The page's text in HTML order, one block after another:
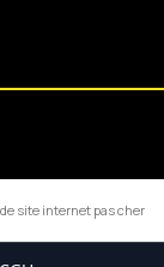
site internet pas cher